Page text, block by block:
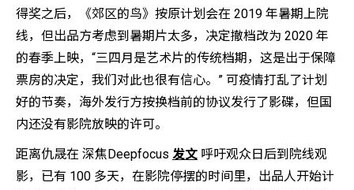
得奖之后，《郊区的鸟》按原计划会在 2019 年暑期上院
线，但出品方考虑到暑期片太多，决定撤档改为 2020 年
的春季上映，“三四月是艺术片的传统档期，这是出于保障
票房的决定，我们对此也很有信心。” 可疫情打乱了计划
好的节奏，海外发行方按换档前的协议发行了影碟，但国
内还没有影院放映的许可。
距离仇晟在 深焦Deepfocus 发文 呼吁观众日后到院线观
影，已有 100 多天，在影院停摆的时间里，出品人开始计